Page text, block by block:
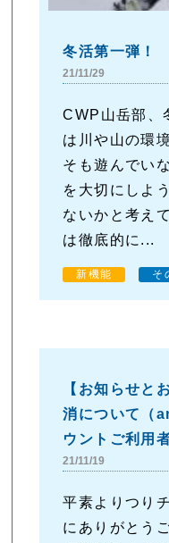
冬活第一弾！
21/11/29
CWP山岳部、
は川や山の環
そも遊んでい
を大切にしよ
ないかと考え
は徹底的に...
新機能 そ
【お知らせと
消について（
ウントご利用
21/11/19
平素よりつり
にありがとう